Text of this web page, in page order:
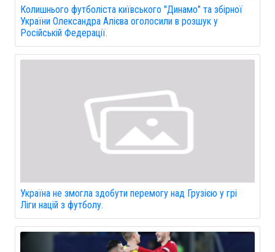
Колишнього футболіста київського "Динамо" та збірної
України Олександра Алієва оголосили в розшук у
Російській Федерації.
Україна не змогла здобути перемогу над Грузією у грі
Ліги націй з футболу.